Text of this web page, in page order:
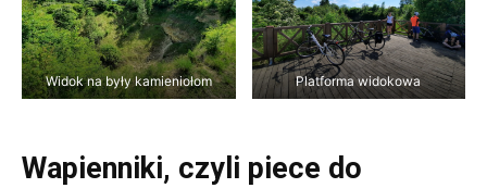
Widok na były kamieniołom Platforma widokowa
Wapienniki, czyli piece do